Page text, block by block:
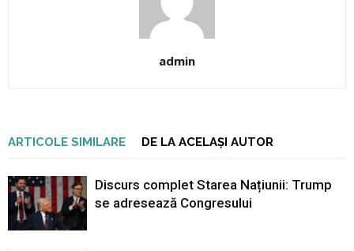
admin
ARTICOLE SIMILARE DE LA ACELAȘI AUTOR
Discurs complet Starea Națiunii: Trump
se adresează Congresului